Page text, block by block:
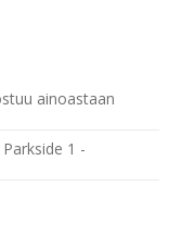
ainoastaan
1 -